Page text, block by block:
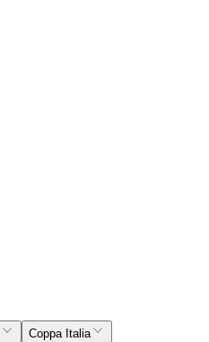
Coppa Italia